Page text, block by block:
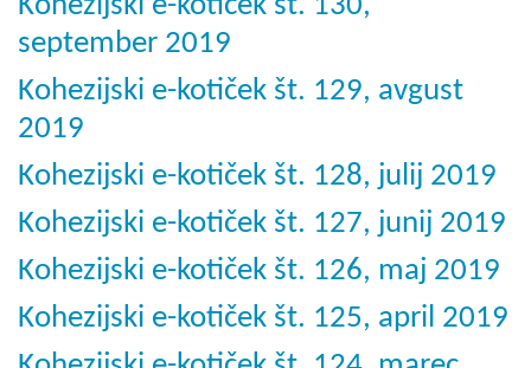
Kohezijski e-kotiček št. 130,
september 2019
Kohezijski e-kotiček št. 129, avgust
2019
Kohezijski e-kotiček št. 128, julij 2019
Kohezijski e-kotiček št. 127, junij 2019
Kohezijski e-kotiček št. 126, maj 2019
Kohezijski e-kotiček št. 125, april 2019